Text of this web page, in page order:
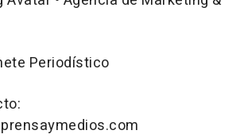
Periodístico